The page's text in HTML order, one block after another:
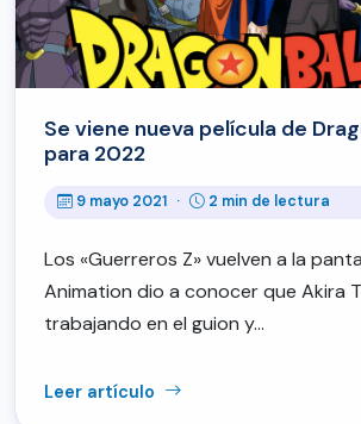
Se viene nueva película de
para 2022
9 mayo 2021 · 2 min de lectura
Los «Guerreros Z» vuelven a la
Animation dio a conocer que Akira
trabajando en el guion y…
Leer artículo